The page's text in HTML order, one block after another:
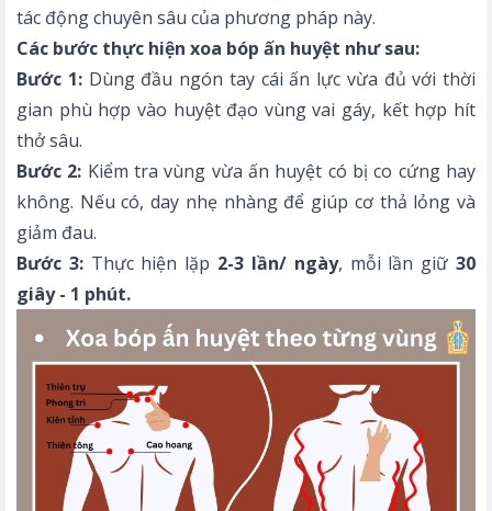
tác động chuyên sâu của phương pháp này.
Các bước thực hiện xoa bóp ấn huyệt như sau:
Bước 1:Dùng đầu ngón tay cái ấn lực vừa đủ với thời
gian phù hợp vào huyệt đạo vùng vai gáy, kết hợp hít
thở sâu.
Bước 2: Kiểm tra vùng vừa ấn huyệt có bị co cứng hay
không. Nếu có, day nhẹ nhàng để giúp cơ thả lỏng và
giảm đau.
Bước 3: Thực hiện lặp 2-3 lần/ ngày, mỗi lần giữ30
giây - 1 phút.